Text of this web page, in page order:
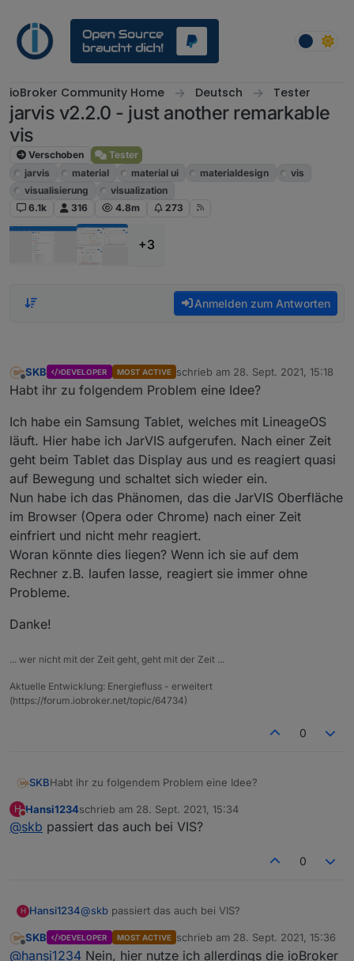
ioBroker Community Home Deutsch Tester
jarvis v2.2.0 - just another remarkable
vis
Verschoben
Tester
jarvis
material material ui materialdesign
vis
visualisierung
visualization
6.1k
316 4.8m 273
+3
Anmelden zum Antworten
Offline
SKB DEVELOPER MOST ACTIVE schrieb am 28. Sept. 2021, 15:18
zuletzt editiert von
Habt ihr zu folgendem Problem eine Idee?
Ich habe ein Samsung Tablet, welches mit LineageOS
läuft. Hier habe ich JarVIS aufgerufen. Nach einer Zeit
geht beim Tablet das Display aus und es reagiert quasi
auf Bewegung und schaltet sich wieder ein.
Nun habe ich das Phänomen, das die JarVIS Oberfläche
im Browser (Opera oder Chrome) nach einer Zeit
einfriert und nicht mehr reagiert.
Woran könnte dies liegen? Wenn ich sie auf dem
Rechner z.B. laufen lasse, reagiert sie immer ohne
Probleme.
Danke!
... wer nicht mit der Zeit geht, geht mit der Zeit ...
Aktuelle Entwicklung: Energiefluss - erweitert
(https://forum.iobroker.net/topic/64734)
0
SKBHabt ihr zu folgendem Problem eine Idee?
Ich habe ein Samsung Tablet, welches mit LineageOS
läuft. Hier habe ich JarVIS aufgerufen. Nach einer Zeit
Woran könnte dies liegen? Wenn ich sie auf dem Rechner
z.B. laufen lasse, reagiert sie immer ohne Probleme.
H
Nicht stören
Hansi1234schrieb am 28. Sept. 2021, 15:34
zuletzt editiert von
@skb passiert das auch bei VIS?
0
H Hansi1234@skb passiert das auch bei VIS?
Offline
SKB DEVELOPER MOST ACTIVE schrieb am 28. Sept. 2021, 15:36
zuletzt editiert von
@hansi1234 Nein, hier nutze ich allerdings die ioBroker